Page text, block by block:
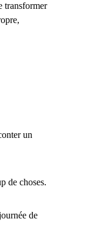
transformer
un
de choses.
de